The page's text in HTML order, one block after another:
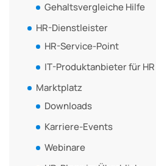
Gehaltsvergleiche Hilfe
HR-Dienstleister
HR-Service-Point
IT-Produktanbieter für HR
Marktplatz
Downloads
Karriere-Events
Webinare